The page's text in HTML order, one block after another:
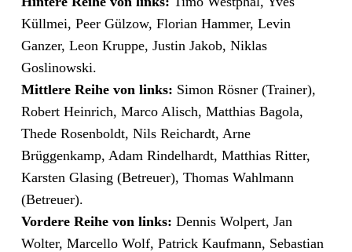
Küllmei, Peer Gülzow, Florian Hammer, Levin
Ganzer, Leon Kruppe, Justin Jakob, Niklas
Goslinowski.
Mittlere Reihe von links: Simon Rösner (Trainer),
Robert Heinrich, Marco Alisch, Matthias Bagola,
Thede Rosenboldt, Nils Reichardt, Arne
Brüggenkamp, Adam Rindelhardt, Matthias Ritter,
Karsten Glasing (Betreuer), Thomas Wahlmann
(Betreuer).
Vordere Reihe von links: Dennis Wolpert, Jan
Wolter, Marcello Wolf, Patrick Kaufmann, Sebastian